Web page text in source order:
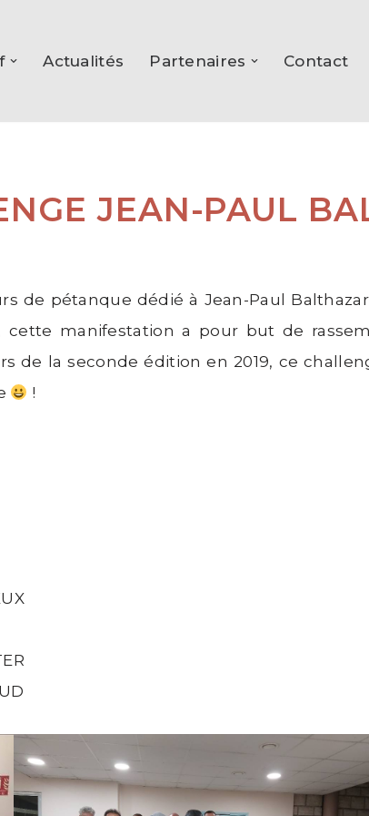
Actualités Partenaires Contact
JEAN-PAUL
de pétanque dédié à Jean-Paul
manifestation a pour but de
de la seconde édition en 2019, ce
!